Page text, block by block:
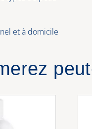
et à domicile